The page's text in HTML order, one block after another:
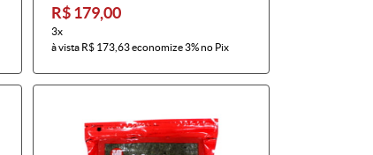
R$ 179,00
3x
à vista R$ 173,63economize3%no Pix